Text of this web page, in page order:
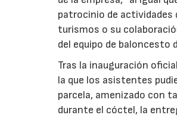
patrocinio de actividades
turismos o su
del equipo de baloncesto
Tras la inauguración
la que los asistentes
parcela, amenizado con
durante el cóctel, la